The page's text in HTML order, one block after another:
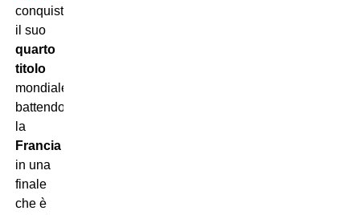
conquistò
il suo
quarto
titolo
mondiale
battendo
la
Francia
in una
finale
che è